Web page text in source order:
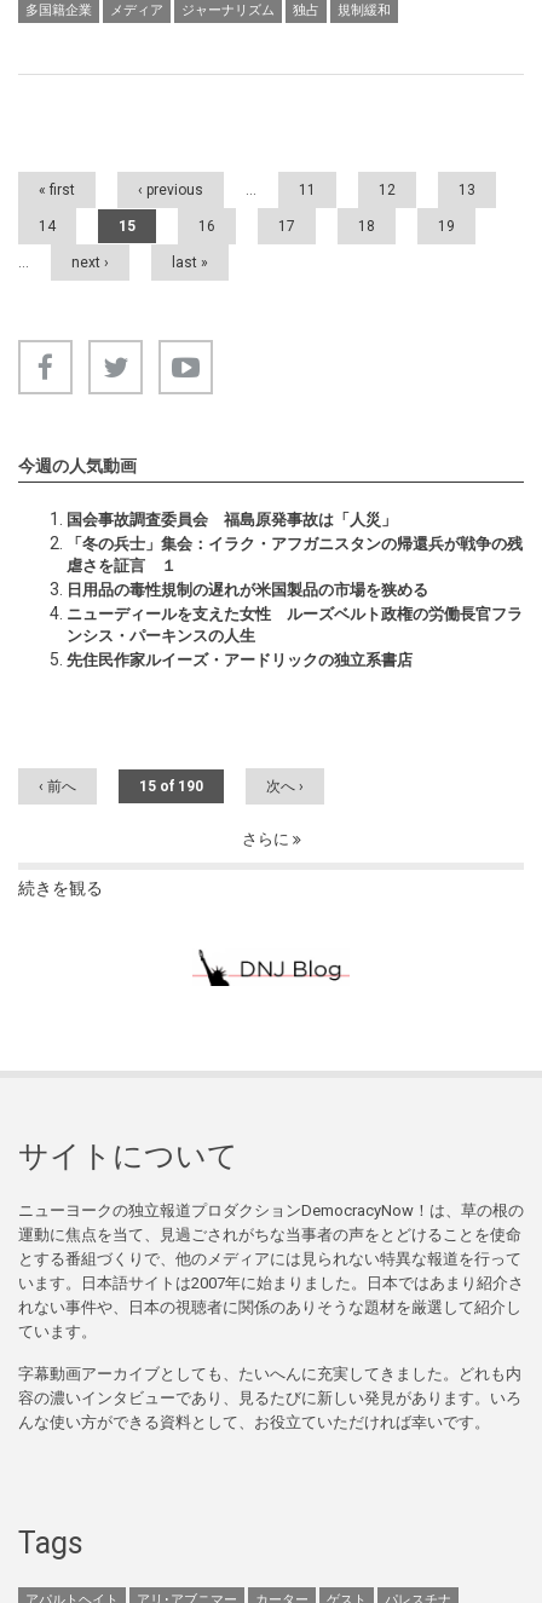
多国籍企業 メディア ジャーナリズム 独占 規制緩和
Pages
« first ‹ previous … 11 12 13
14 15 16 17 18 19
… next › last »
今週の人気動画
国会事故調査委員会 福島原発事故は「人災」
「冬の兵士」集会：イラク・アフガニスタンの帰還兵が戦争の残
虐さを証言 １
日用品の毒性規制の遅れが米国製品の市場を狭める
ニューディールを支えた女性 ルーズベルト政権の労働長官フラ
ンシス・パーキンスの人生
先住民作家ルイーズ・アードリックの独立系書店
‹ 前へ 15 of 190 次へ ›
さらに
続きを観る
サイトについて
ニューヨークの独立報道プロダクションDemocracyNow！は、草の根の
運動に焦点を当て、見過ごされがちな当事者の声をとどけることを使命
とする番組づくりで、他のメディアには見られない特異な報道を行って
います。日本語サイトは2007年に始まりました。日本ではあまり紹介さ
れない事件や、日本の視聴者に関係のありそうな題材を厳選して紹介し
ています。
字幕動画アーカイブとしても、たいへんに充実してきました。どれも内
容の濃いインタビューであり、見るたびに新しい発見があります。いろ
んな使い方ができる資料として、お役立ていただければ幸いです。
Tags